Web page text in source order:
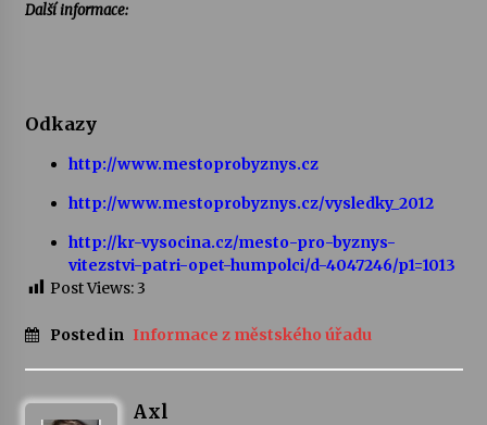
Další informace:
Odkazy
http://www.mestoprobyznys.cz
http://www.mestoprobyznys.cz/vysledky_2012
http://kr-vysocina.cz/mesto-pro-byznys-
vitezstvi-patri-opet-humpolci/d-4047246/p1=1013
Post Views:3
Posted in Informace z městského úřadu
Axl